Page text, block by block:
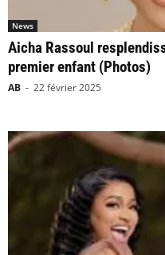
News
Aicha Rassoul
premier enfant (Photos)
AB - 22 février 2025